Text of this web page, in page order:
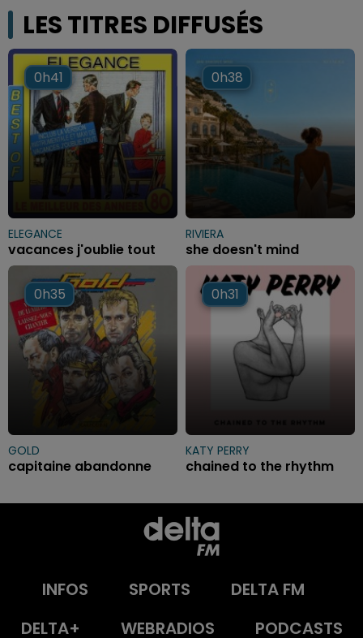
LES TITRES DIFFUSÉS
0h41
0h41
ELEGANCE
vacances j'oublie tout
0h38
0h38
RIVIERA
she doesn't mind
0h35
0h35
GOLD
capitaine abandonne
0h31
0h31
KATY PERRY
chained to the rhythm
INFOS SPORTS
DELTA FM
DELTA+
WEBRADIOS PODCASTS